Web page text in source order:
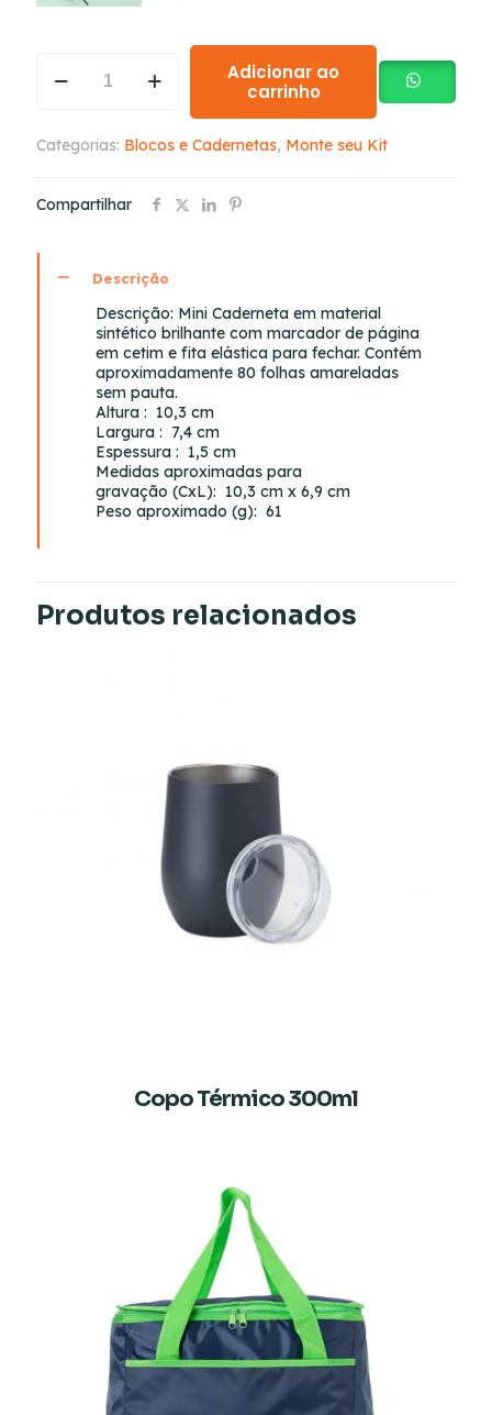
Adicionar ao
carrinho
Categorias: Blocos e Cadernetas, Monte seu Kit
Compartilhar
Descrição
Descrição: Mini Caderneta em material
sintético brilhante com marcador de página
em cetim e fita elástica para fechar. Contém
aproximadamente 80 folhas amareladas
sem pauta.
Altura : 10,3 cm
Largura : 7,4 cm
Espessura : 1,5 cm
Medidas aproximadas para
gravação (CxL): 10,3 cm x 6,9 cm
Peso aproximado (g): 61
Produtos relacionados
Copo Térmico 300ml